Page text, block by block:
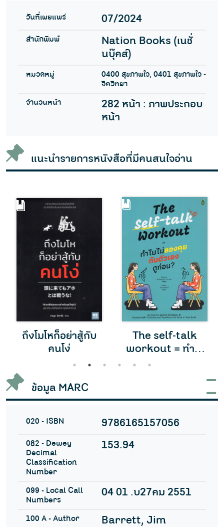
วันที่เผยแพร่ 07/2024
สำนักพิมพ์
Nation Books (เนชั่
นบุ๊คส์)
หมวดหมู่
0400 สุขภาพใจ, 0401 สุขภาพใจ -
จิตวิทยา
จำนวนหน้า
282 หน้า : ภาพประกอบ
หน้า
แนะนำรายการหนังสือที่มีคนสนใจอ่าน
ถึงโมโหก็อย่าสู้กับ
คนโง่
The self-talk
workout = ทำไม
ไม่ลองคุยกับตัวเอง
1 2 3 4 5 6
ข้อมูล MARC
020 - ISBN 9786165157056
082 - Dewey
Decimal
Classification
Number
153.94
099 - Local Call
Numbers
04 01 .บ27คม 2551
100 A - Author Barrett, Jim